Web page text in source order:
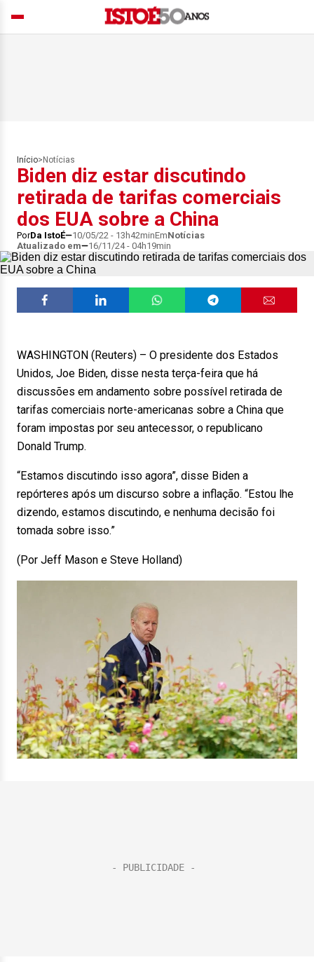
Início> Notícias
Biden diz estar discutindo
retirada de tarifas comerciais
dos EUA sobre a China
PorDa IstoÉ 10/05/22 - 13h42minEmNotícias
Atualizado em
16/11/24 - 04h19min
WASHINGTON (Reuters) – O presidente dos Estados
Unidos, Joe Biden, disse nesta terça-feira que há
discussões em andamento sobre possível retirada de
tarifas comerciais norte-americanas sobre a China que
foram impostas por seu antecessor, o republicano
Donald Trump.
“Estamos discutindo isso agora”, disse Biden a
repórteres após um discurso sobre a inflação. “Estou lhe
dizendo, estamos discutindo, e nenhuma decisão foi
tomada sobre isso.”
(Por Jeff Mason e Steve Holland)